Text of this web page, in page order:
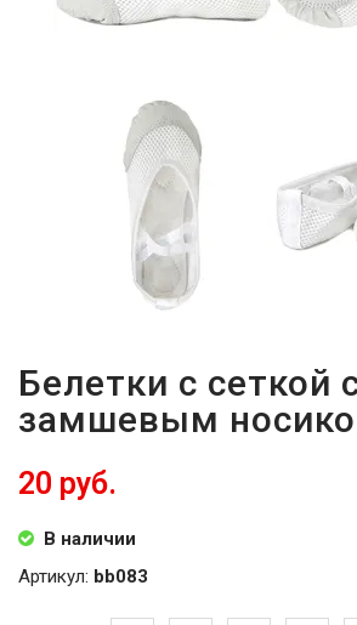
Белетки с сеткой
замшевым
20 руб.
В наличии
Артикул: bb083